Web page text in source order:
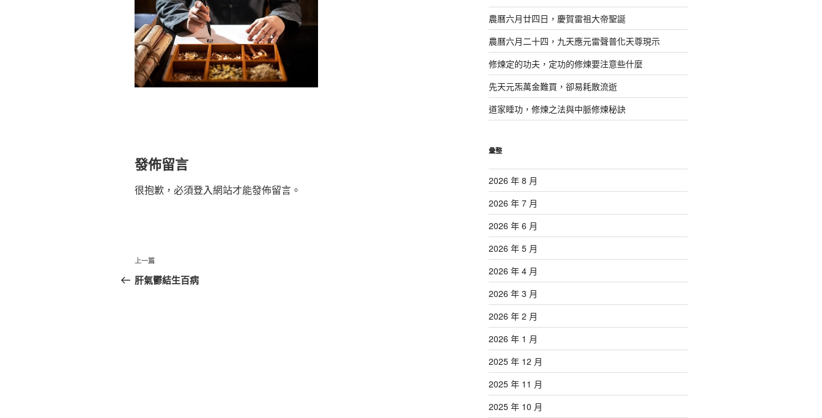
發佈留言
很抱歉，必須登入網站才能發佈留言。
文
章
上
一
上一篇
肝氣鬱結生百病
農曆六月廿四日，慶賀雷祖大帝聖誕
農曆六月二十四，九天應元雷聲普化天尊現示
修煉定的功夫，定功的修煉要注意些什麼
先天元炁萬金難買，卻易耗散流逝
道家睡功，修煉之法與中脈修煉秘訣
彙整
2026 年 8 月
2026 年 7 月
2026 年 6 月
2026 年 5 月
2026 年 4 月
2026 年 3 月
2026 年 2 月
2026 年 1 月
2025 年 12 月
2025 年 11 月
2025 年 10 月